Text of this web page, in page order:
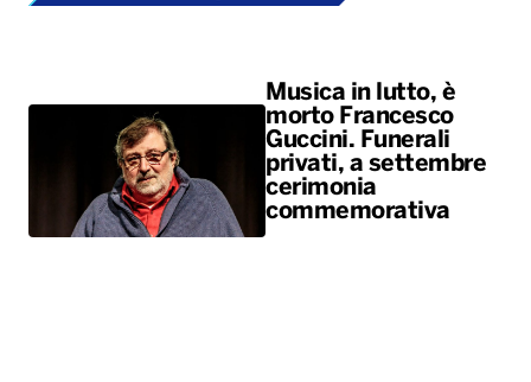
Musica in lutto, è
morto Francesco
Guccini. Funerali
privati, a settembre
cerimonia
commemorativa